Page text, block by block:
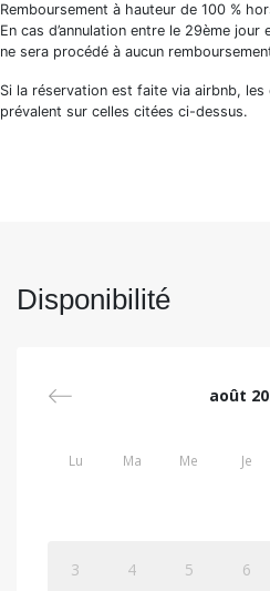
Nous connaissons parfaitement
nous permet de répondre à toutes
sur votre choix de maison mais
jour de votre arrivée. Nos biens sont
Remboursement à hauteur de 100 %
En cas d’annulation entre le 29ème jour
ne sera procédé à aucun
Si la réservation est faite via airbnb, les
prévalent sur celles citées ci-dessus.
Disponibilité
août
Lu Ma Me Je
3 4 5 6